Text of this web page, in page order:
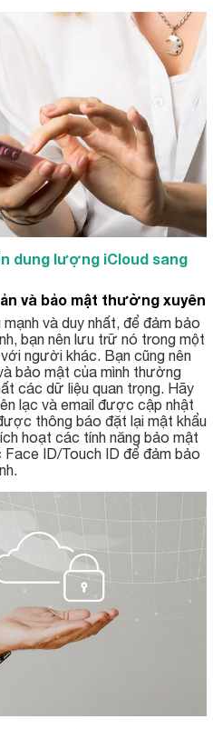
dung lượng iCloud sang
và bảo mật thường xuyên
và duy nhất, để đảm bảo
bạn nên lưu trữ nó trong một
người khác. Bạn cũng nên
bảo mật của mình thường
các dữ liệu quan trọng. Hãy
lạc và email được cập nhật
thông báo đặt lại mật khẩu
hoạt các tính năng bảo mật
ID/Touch ID để đảm bảo